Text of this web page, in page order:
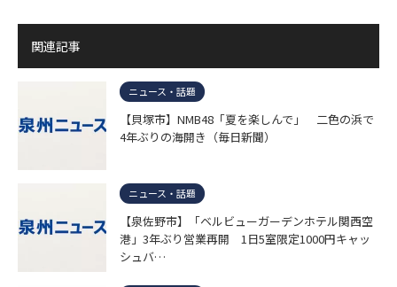
関連記事
ニュース・話題
【貝塚市】NMB48「夏を楽しんで」 二色の浜で
4年ぶりの海開き（毎日新聞）
ニュース・話題
【泉佐野市】「ベルビューガーデンホテル関西空
港」3年ぶり営業再開 1日5室限定1000円キャッ
シュバ…